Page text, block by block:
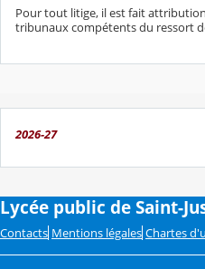
Pour tout litige, il est fait
tribunaux compétents du ressort
2026-27
Lycée public de Saint-
Contacts Mentions légales Chartes